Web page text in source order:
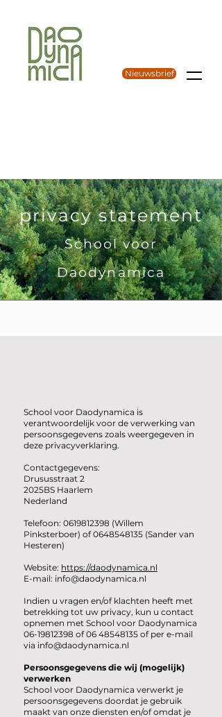
Nieuwsbrief
privacy statement
School voor
Daodynamica
School voor Daodynamica is
verantwoordelijk voor de verwerking van
persoonsgegevens zoals weergegeven in
deze privacyverklaring.
Contactgegevens:
Drususstraat 2
2025BS Haarlem
Nederland
Telefoon: 0619812398 (Willem
Pinksterboer) of0648548135 (Sander van
Hesteren)
Website: https://daodynamica.nl
E-mail: info@daodynamica.nl
Indien u vragen en/of klachten heeft met
betrekking tot uw privacy, kun u contact
opnemen met School voor Daodynamica
06-19812398 of06 48548135 of per e-mail
via info@daodynamica.nl
Persoonsgegevens die wij (mogelijk)
verwerken
School voor Daodynamica verwerkt je
persoonsgegevens doordat je gebruik
maakt van onze diensten en/of omdat je